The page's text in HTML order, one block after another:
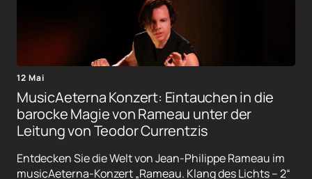
12 Mai
MusicAeterna Konzert: Eintauchen in die
barocke Magie von Rameau unter der
Leitung von Teodor Currentzis
Entdecken Sie die Welt von Jean-Philippe Rameau im
musicAeterna-Konzert „Rameau. Klang des Lichts – 2“